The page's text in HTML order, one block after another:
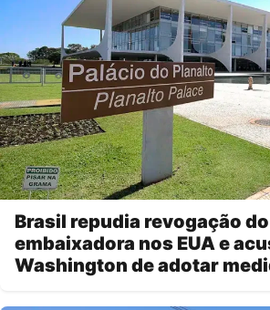
Brasil repudia revogação
embaixadora nos EUA e
Washington de adotar